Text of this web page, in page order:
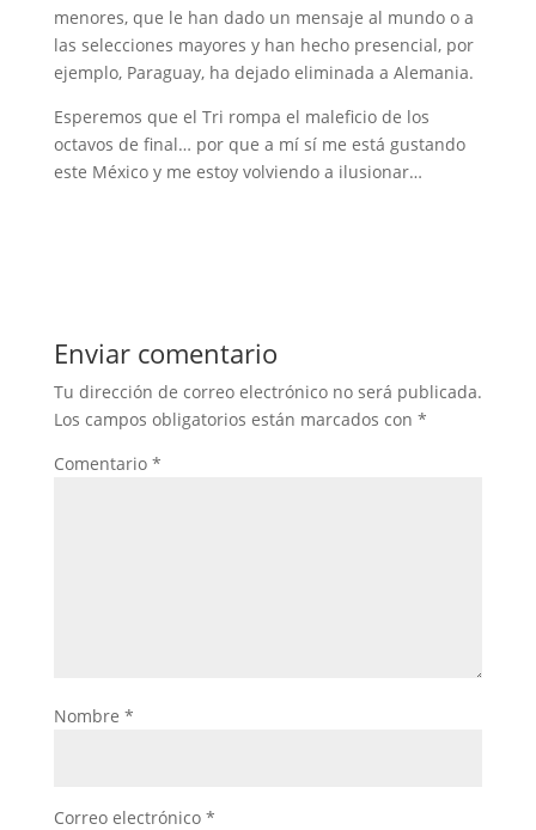
menores, que le han dado un mensaje al mundo o a
las selecciones mayores y han hecho presencial, por
ejemplo, Paraguay, ha dejado eliminada a Alemania.
Esperemos que el Tri rompa el maleficio de los
octavos de final… por que a mí sí me está gustando
este México y me estoy volviendo a ilusionar…
Enviar comentario
Tu dirección de correo electrónico no será publicada.
Los campos obligatorios están marcados con *
Comentario *
Nombre *
Correo electrónico *